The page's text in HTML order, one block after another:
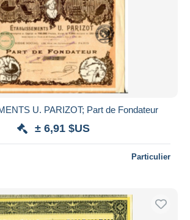
U. PARIZOT; Part de Fondateur
± 6,91 $US
Particulier